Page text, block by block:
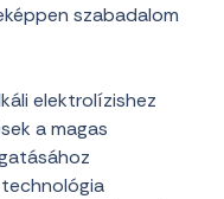
szabadalom
elektrolízishez
a magas